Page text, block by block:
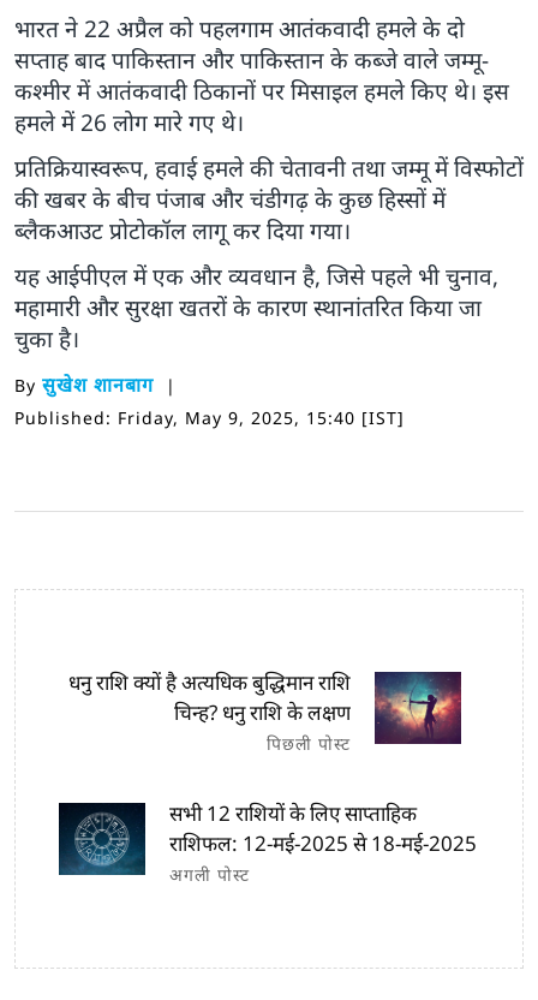
भारत ने 22 अप्रैल को पहलगाम आतंकवादी हमले के दो
सप्ताह बाद पाकिस्तान और पाकिस्तान के कब्जे वाले जम्मू-
कश्मीर में आतंकवादी ठिकानों पर मिसाइल हमले किए थे। इस
हमले में 26 लोग मारे गए थे।
प्रतिक्रियास्वरूप, हवाई हमले की चेतावनी तथा जम्मू में विस्फोटों
की खबर के बीच पंजाब और चंडीगढ़ के कुछ हिस्सों में
ब्लैकआउट प्रोटोकॉल लागू कर दिया गया।
यह आईपीएल में एक और व्यवधान है, जिसे पहले भी चुनाव,
महामारी और सुरक्षा खतरों के कारण स्थानांतरित किया जा
चुका है।
By सुखेश शानबाग
Published: Friday, May 9, 2025, 15:40 [IST]
धनु राशि क्यों है अत्यधिक बुद्धिमान राशि
चिन्ह? धनु राशि के लक्षण
पिछली पोस्ट
सभी 12 राशियों के लिए साप्ताहिक
राशिफल: 12-मई-2025 से 18-मई-2025
अगली पोस्ट